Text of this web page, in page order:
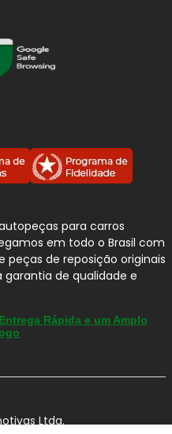
para carros
em todo o Brasil com
peças de reposição originais
de qualidade e
Rápida e um Amplo
Ltda.